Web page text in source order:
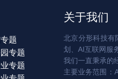
题
专题
专题
关于我们
北京分形科技有
划、AI互联网服
我们一直秉承的
主要业务范围：